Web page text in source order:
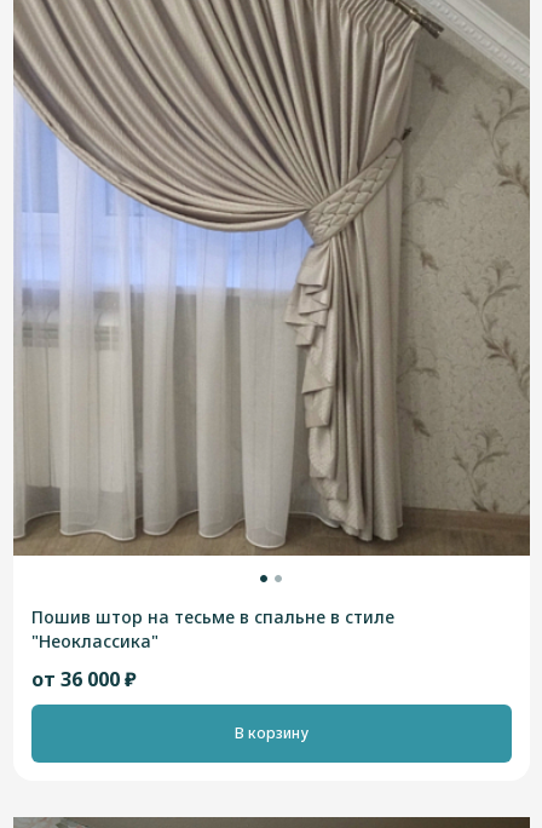
Пошив штор на тесьме в спальне в стиле
"Неоклассика"
от 36 000 ₽
В корзину